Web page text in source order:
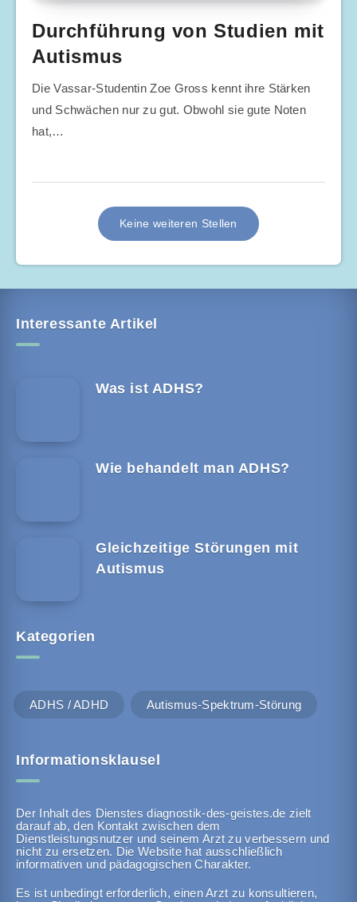
Durchführung von Studien mit
Autismus
Die Vassar-Studentin Zoe Gross kennt ihre Stärken
und Schwächen nur zu gut. Obwohl sie gute Noten
hat,…
Keine weiteren Stellen
Interessante Artikel
Was ist ADHS?
Wie behandelt man ADHS?
Gleichzeitige Störungen mit
Autismus
Kategorien
ADHS / ADHD Autismus-Spektrum-Störung
Informationsklausel
Der Inhalt des Dienstes diagnostik-des-geistes.de zielt
darauf ab, den Kontakt zwischen dem
Dienstleistungsnutzer und seinem Arzt zu verbessern und
nicht zu ersetzen. Die Website hat ausschließlich
informativen und pädagogischen Charakter.
Es ist unbedingt erforderlich, einen Arzt zu konsultieren,